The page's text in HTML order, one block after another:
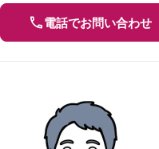
電話でお問い合わせ